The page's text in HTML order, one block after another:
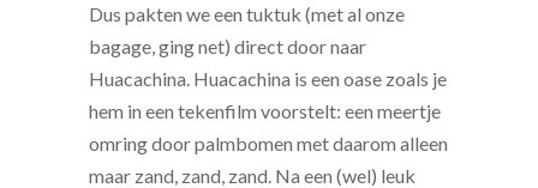
Dus pakten we een tuktuk (met al onze
bagage, ging net) direct door naar
Huacachina. Huacachina is een oase zoals je
hem in een tekenfilm voorstelt: een meertje
omring door palmbomen met daarom alleen
maar zand, zand, zand. Na een (wel) leuk